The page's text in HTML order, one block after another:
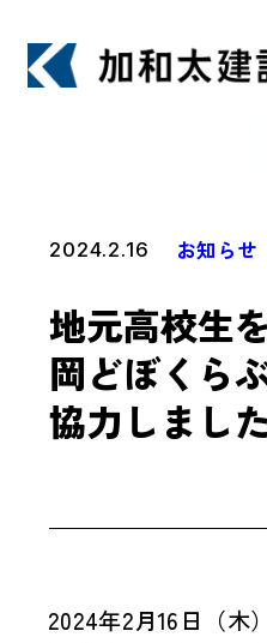
ビジョン
事業・実績一覧
人やまちを元気に
HOT TOPIC
2024.2.16 お知らせ
地元高校生
岡どぼくら
協力しまし
2024年2月16日（木